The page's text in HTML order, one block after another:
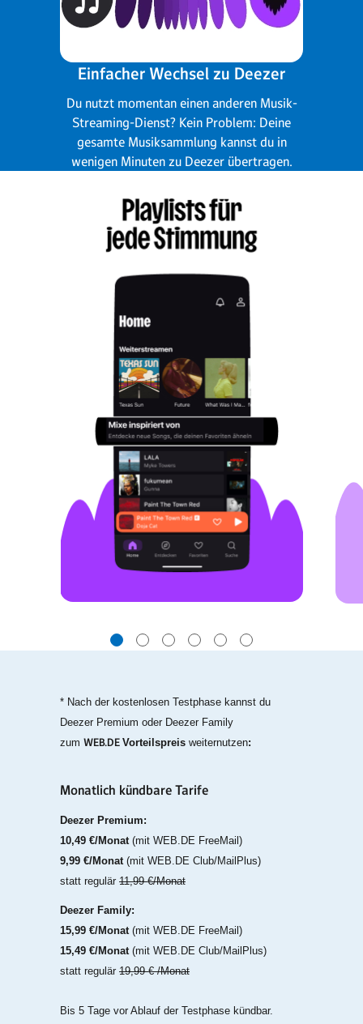
Einfacher Wechsel zu Deezer
Du nutzt momentan einen anderen Musik-
Streaming-Dienst? Kein Problem: Deine
gesamte Musiksammlung kannst du in
wenigen Minuten zu Deezer übertragen.
* Nach der kostenlosen Testphase kannst du
Deezer Premium oder Deezer Family
zum WEB.DE Vorteilspreis weiternutzen:
Monatlich kündbare Tarife
Deezer Premium:
10,49 €/Monat (mit WEB.DE FreeMail)
9,99 €/Monat (mit WEB.DE Club/MailPlus)
statt regulär 11,99 €/Monat
Deezer Family:
15,99 €/Monat (mit WEB.DE FreeMail)
15,49 €/Monat (mit WEB.DE Club/MailPlus)
statt regulär 19,99 € /Monat
Bis 5 Tage vor Ablauf der Testphase kündbar.